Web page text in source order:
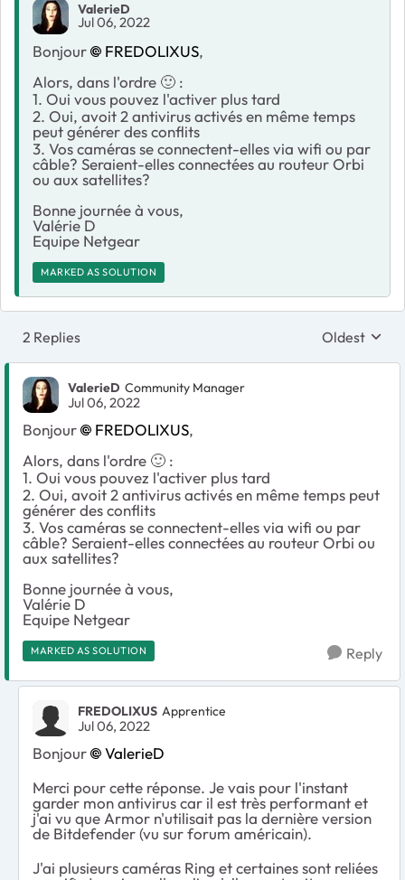
ValerieD
Jul 06, 2022
Bonjour FREDOLIXUS,
Alors, dans l'ordre 🙂 :
1. Oui vous pouvez l'activer plus tard
2. Oui, avoit 2 antivirus activés en même temps
peut générer des conflits
3. Vos caméras se connectent-elles via wifi ou par
câble? Seraient-elles connectées au routeur Orbi
ou aux satellites?
Bonne journée à vous,
Valérie D
Equipe Netgear
MARKED AS SOLUTION
2 Replies Replies
Oldest
ValerieD Community Manager
Jul 06, 2022
Bonjour FREDOLIXUS,
Alors, dans l'ordre 🙂 :
1. Oui vous pouvez l'activer plus tard
2. Oui, avoit 2 antivirus activés en même temps peut
générer des conflits
3. Vos caméras se connectent-elles via wifi ou par
câble? Seraient-elles connectées au routeur Orbi ou
aux satellites?
Bonne journée à vous,
Valérie D
Equipe Netgear
MARKED AS SOLUTION Reply
FREDOLIXUS Apprentice
Jul 06, 2022
Bonjour
ValerieD
Merci pour cette réponse. Je vais pour l'instant
garder mon antivirus car il est très performant et
j'ai vu que Armor n'utilisait pas la dernière version
de Bitdefender (vu sur forum américain).
J'ai plusieurs caméras Ring et certaines sont reliées